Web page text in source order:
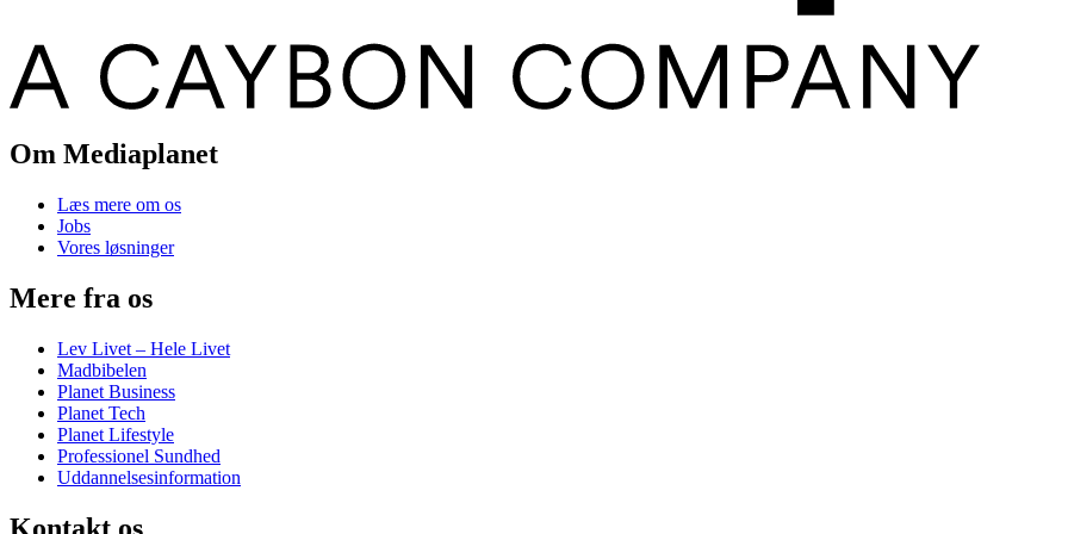
Om Mediaplanet
Læs mere om os
Jobs
Vores løsninger
Mere fra os
Lev Livet – Hele Livet
Madbibelen
Planet Business
Planet Tech
Planet Lifestyle
Professionel Sundhed
Uddannelsesinformation
Kontakt os